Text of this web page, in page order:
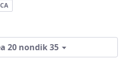
20 nondik 35